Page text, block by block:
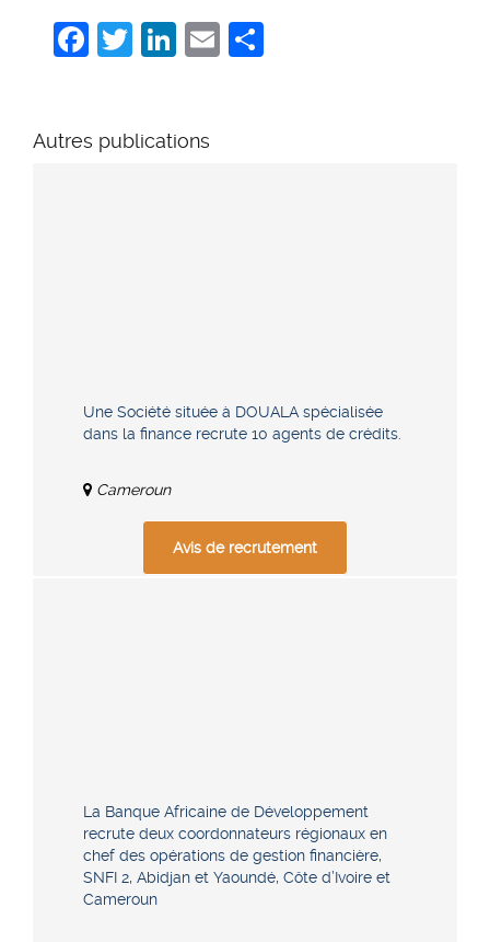
Facebook
Twitter
LinkedIn
Email
Autres publications
Une Société située à DOUALA spécialisée
dans la finance recrute 10 agents de crédits.
Cameroun
Avis de recrutement
La Banque Africaine de Développement
recrute deux coordonnateurs régionaux en
chef des opérations de gestion financière,
SNFI 2, Abidjan et Yaoundé, Côte d’Ivoire et
Cameroun